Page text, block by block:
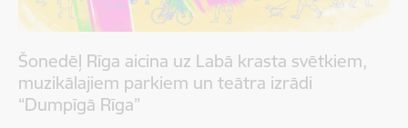
Šonedēļ Rīga aicina uz Labā krasta svētkiem,
muzikālajiem parkiem un teātra izrādi
“Dumpīgā Rīga”